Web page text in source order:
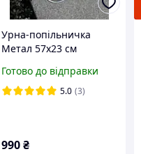
Урна-попільничка
Метал 57х23 см
Офісна урна для сміття
Вулична урна з
Готово до відправки
5.0 (3)
990₴